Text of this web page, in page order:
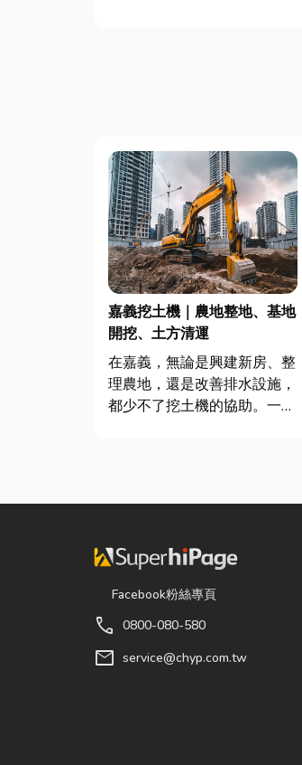
嘉義挖土機｜農地整地、基地
開挖、土方清運
在嘉義，無論是興建新房、整
理農地，還是改善排水設施，
都少不了挖土機的協助。一台
早已成為...
Facebook粉絲專頁
call 0800-080-580
mail service@chyp.com.tw